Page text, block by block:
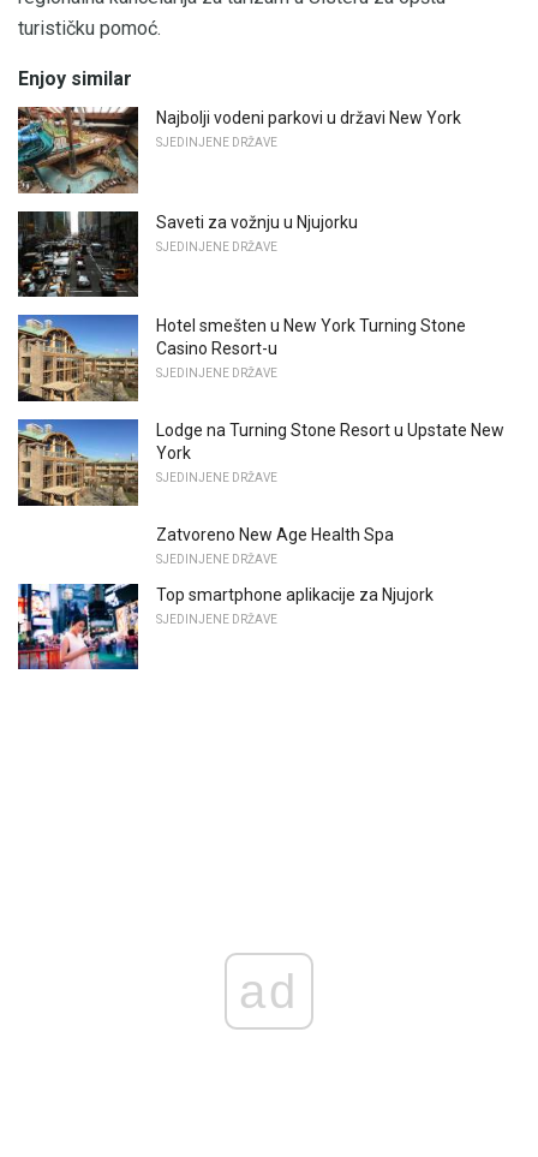
turističku pomoć.
Enjoy similar
Najbolji vodeni parkovi u državi New York
SJEDINJENE DRŽAVE
Saveti za vožnju u Njujorku
SJEDINJENE DRŽAVE
Hotel smešten u New York Turning Stone
Casino Resort-u
SJEDINJENE DRŽAVE
Lodge na Turning Stone Resort u Upstate New
York
SJEDINJENE DRŽAVE
Zatvoreno New Age Health Spa
SJEDINJENE DRŽAVE
Top smartphone aplikacije za Njujork
SJEDINJENE DRŽAVE
ad